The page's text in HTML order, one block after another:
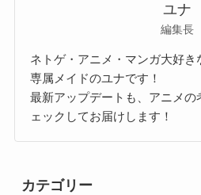
ユナ
編集長
ネトゲ・アニメ・マンガ大好き
専属メイドのユナです！
最新アップデートも、アニメの
ェックしてお届けします！
カテゴリー